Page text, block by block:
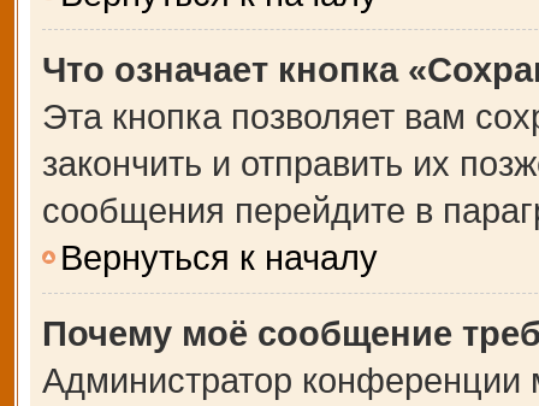
Что означает кнопка
Эта кнопка позволяет вам
закончить и отправить их
сообщения перейдите в
Вернуться к началу
Почему моё сообщение
Администратор